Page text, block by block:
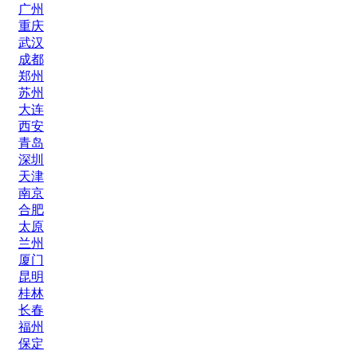
广州
重庆
武汉
成都
郑州
苏州
大连
西安
青岛
深圳
天津
南京
合肥
太原
兰州
厦门
昆明
桂林
长春
福州
保定